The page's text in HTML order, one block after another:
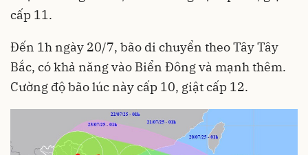
cấp 11.
Đến 1h ngày 20/7, bão di chuyển theo Tây Tây
Bắc, có khả năng vào Biển Đông và mạnh thêm.
Cường độ bão lúc này cấp 10, giật cấp 12.